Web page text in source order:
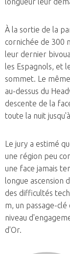
À la sortie de la
cornichée de 300
leur dernier
les Espagnols, et
sommet. Le
au-dessus du
descente de la
toute la nuit
Le jury a estimé
une région peu
une face jamais
longue ascension
des difficultés
m, un passage-
niveau
d'Or.